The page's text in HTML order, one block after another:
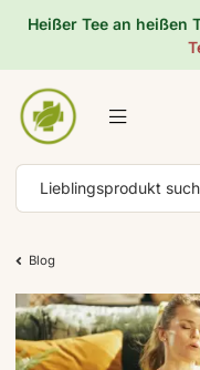
Heißer Tee an heißen
Blog